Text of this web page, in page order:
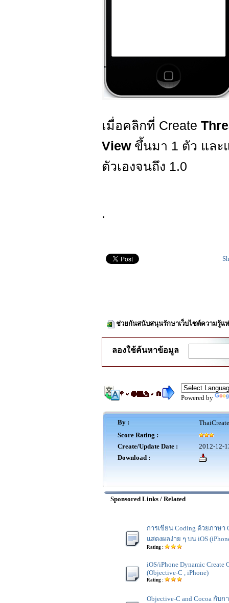
เมื่อคลิกที่ Create
Viewขึ้นมา 1 ตัว และ
ตัวเองจนถึง 1.0
.
ช่วยกันสนับสนุนรักษาเว็บไซต์ความรู้แ
ลองใช้ค้นหาข้อมูล
Powered by
By :
Score Rating :
Create/Update Date :
2012-12-
Download :
Sponsored Links / Related
การเขียน Coding ด้วยภาษา
แสดงผลง่าย ๆ บน iOS
Rating :
iOS/iPhone Dynamic Create
(Objective-C , iPhone)
Rating :
Objective-C and Cocoa กับ